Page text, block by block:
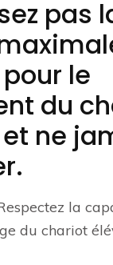
pas
le
du
ne
la
du chariot